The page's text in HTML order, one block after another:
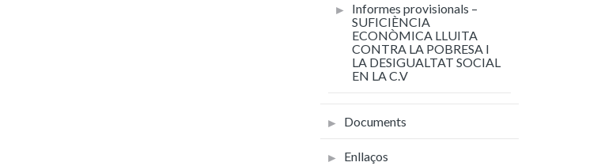
Informes provisionals –
SUFICIÈNCIA
ECONÒMICA LLUITA
CONTRA LA POBRESA I
LA DESIGUALTAT SOCIAL
EN LA C.V
Documents
Enllaços